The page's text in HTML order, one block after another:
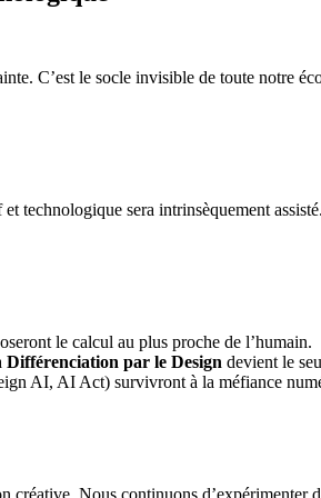
C’est le socle invisible de toute notre
technologique sera intrinsèquement
le calcul au plus proche de l’humain.
Différenciation par le Design devient le
AI, AI Act) survivront à la méfiance
Nous continuons